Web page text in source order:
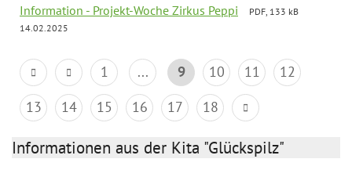
Information - Projekt-Woche Zirkus Peppi
PDF, 133 kB
14.02.2025
1 ... 9 10 11
12
13
14 15 16 17 18
Informationen aus der Kita "Glückspilz"